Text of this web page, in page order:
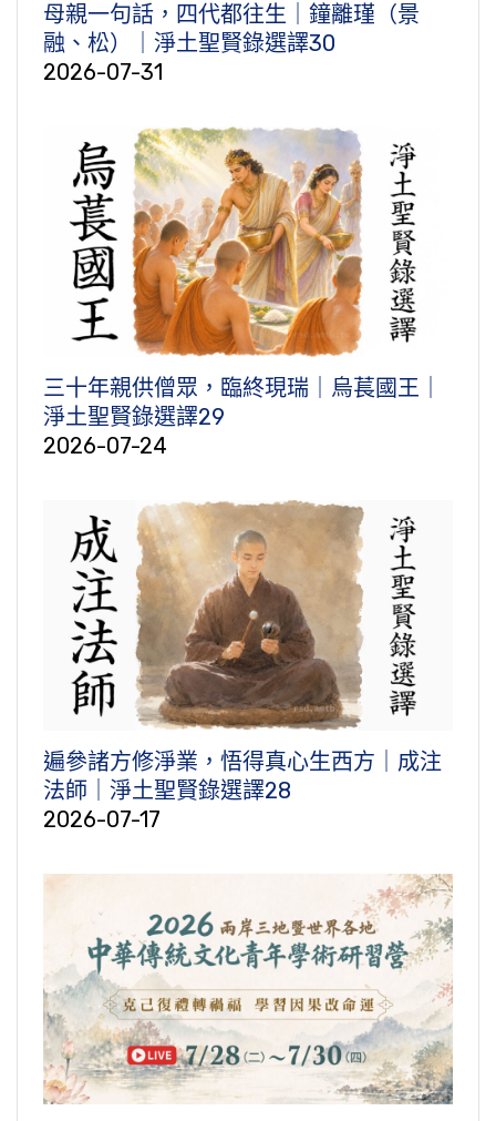
母親一句話，四代都往生｜鐘離瑾（景
融、松）｜淨土聖賢錄選譯30
2026-07-31
三十年親供僧眾，臨終現瑞｜烏萇國王｜
淨土聖賢錄選譯29
2026-07-24
遍參諸方修淨業，悟得真心生西方｜成注
法師｜淨土聖賢錄選譯28
2026-07-17